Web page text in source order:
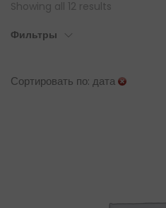
Showing all 12 results
Фильтры
Сортировать по: дата